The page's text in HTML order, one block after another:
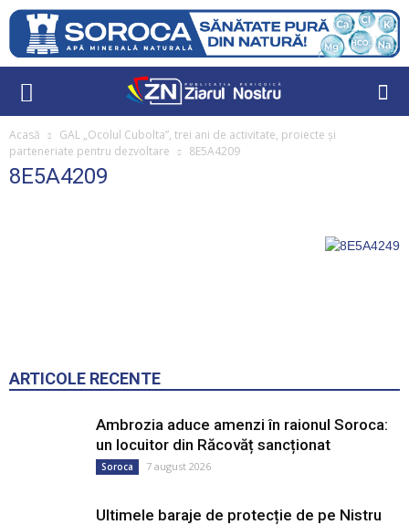
Acasă
GAL „Ocolul Cubolta”, trei ani de activitate, proiecte și
parteneriate pentru dezvoltare
8E5A4209
8E5A4209
ARTICOLE RECENTE
Ambrozia aduce amenzi în raionul Soroca:
un locuitor din Răcovăț sancționat
Soroca 7 august 2026
Ultimele baraje de protecție de pe Nistru